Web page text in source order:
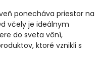
ponecháva priestor na
včely je ideálnym
do sveta vôní,
ktoré vznikli s